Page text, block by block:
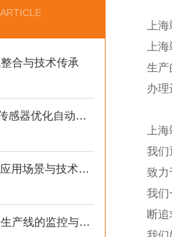
合与技术传承
如何通过Microsonic传感器优化自动化流程？
BEDIA液位传感器的应用场景与技术优势概述
EGE传感器如何提升生产线的监控与管理效率？
上
上
生产
办理
上
我们
致力
我们
断